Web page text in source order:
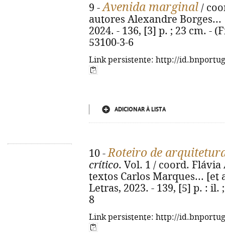
9 -Avenida marginal /
autores Alexandre
2024. - 136, [3] p. ; 23 cm. -
53100-3-6
Link persistente: http://
ADICIONAR À LISTA
10 -Roteiro de
crítico. Vol. 1 / coord.
textos Carlos Marques... [et
Letras, 2023. - 139, [5] p. : il.
8
Link persistente: http://